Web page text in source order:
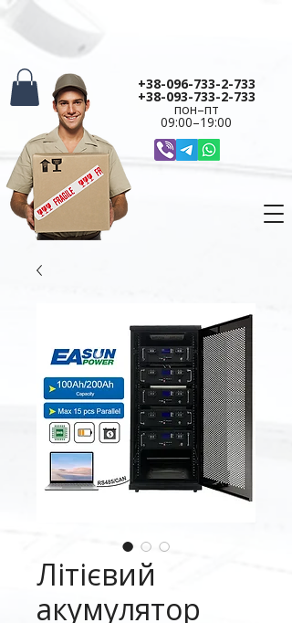
+38-096-733-2-733
+38-093-733-2-733
пон–пт
09:00–19:00
Літієвий
акумулятор